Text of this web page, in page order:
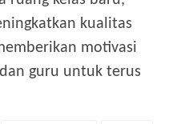
kualitas
motivasi
guru untuk terus